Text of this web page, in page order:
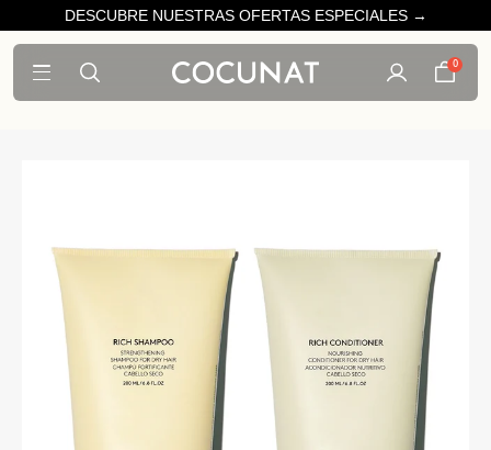
DESCUBRE NUESTRAS OFERTAS ESPECIALES →
0